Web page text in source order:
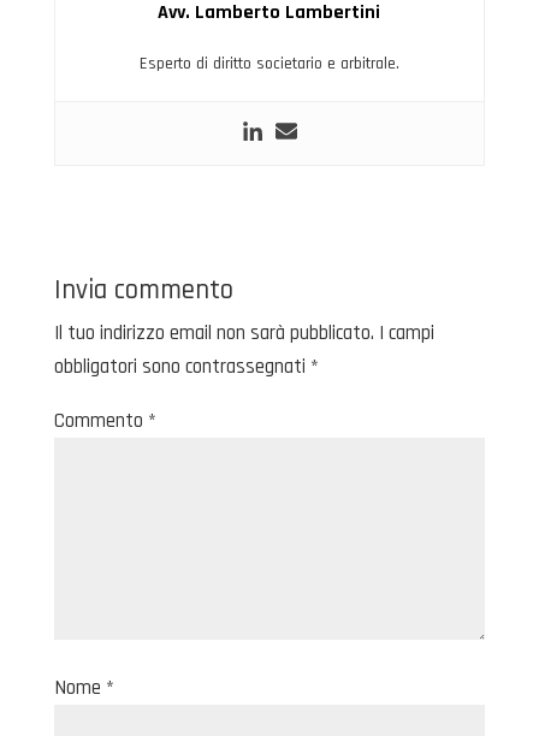
Avv. Lamberto Lambertini
Esperto di diritto societario e arbitrale.
Invia commento
Il tuo indirizzo email non sarà pubblicato. I campi
obbligatori sono contrassegnati *
Commento *
Nome *